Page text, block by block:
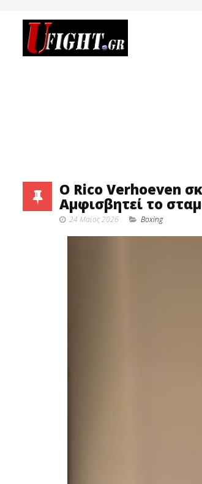
Ο Rico Verhoeven
Αμφισβητεί το
24 Μαϊος 2026 Boxing